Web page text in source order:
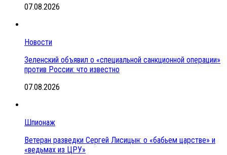
07.08.2026
Новости
Зеленский объявил о «специальной санкционной операции»
против России: что известно
07.08.2026
Шпионаж
Ветеран разведки Сергей Лисицын: о «бабьем царстве» и
«ведьмах из ЦРУ»